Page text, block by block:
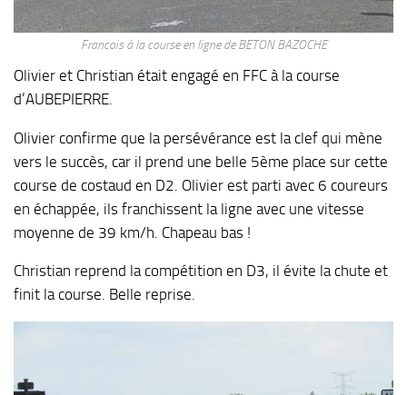
Francois à la course en ligne de BETON BAZOCHE
Olivier et Christian était engagé en FFC à la course
d’AUBEPIERRE.
Olivier confirme que la persévérance est la clef qui mène
vers le succès, car il prend une belle 5ème place sur cette
course de costaud en D2. Olivier est parti avec 6 coureurs
en échappée, ils franchissent la ligne avec une vitesse
moyenne de 39 km/h. Chapeau bas !
Christian reprend la compétition en D3, il évite la chute et
finit la course. Belle reprise.